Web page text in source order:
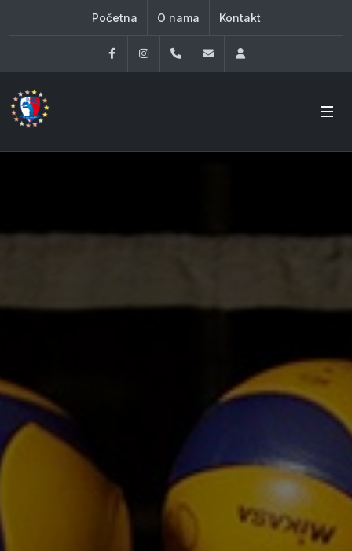
Početna O nama Kontakt
FacebookInstagram060 33 86 930